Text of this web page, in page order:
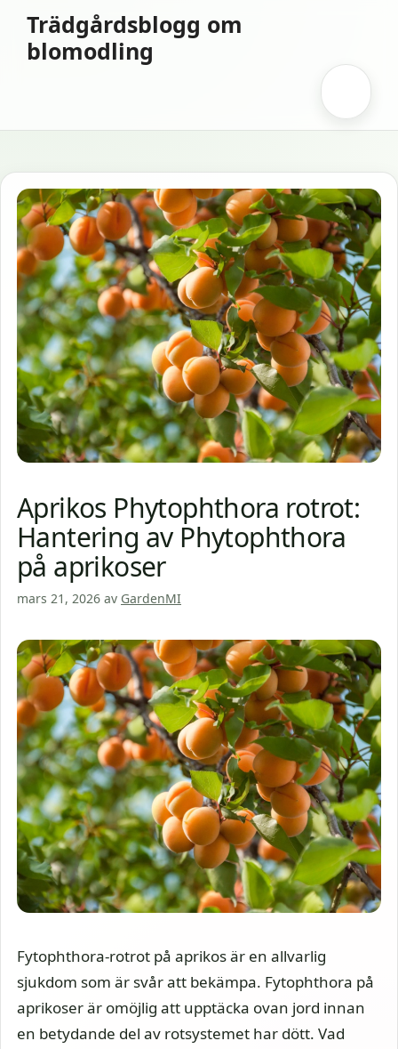
innehåll
Trädgårdsblogg om
blomodling
Aprikos Phytophthora rotrot:
Hantering av Phytophthora
på aprikoser
mars 21, 2026 av GardenMI
Fytophthora-rotrot på aprikos är en allvarlig
sjukdom som är svår att bekämpa. Fytophthora på
aprikoser är omöjlig att upptäcka ovan jord innan
en betydande del av rotsystemet har dött. Vad